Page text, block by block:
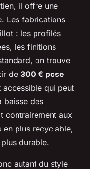
il offre une
Les fabrications
: les profilés
les finitions
on trouve
de 300 € pose
accessible qui peut
baisse des
contrairement aux
en plus recyclable,
durable.
autant du style